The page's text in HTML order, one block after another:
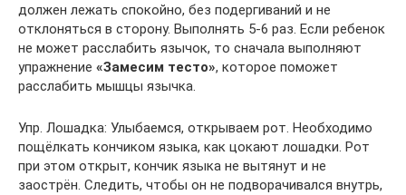
должен лежать спокойно, без подергиваний и не
отклоняться в сторону. Выполнять 5-6 раз. Если ребенок
не может расслабить язычок, то сначала выполняют
упражнение «Замесим тесто», которое поможет
расслабить мышцы язычка.
Упр. Лошадка: Улыбаемся, открываем рот. Необходимо
пощёлкать кончиком языка, как цокают лошадки. Рот
при этом открыт, кончик языка не вытянут и не
заострён. Следить, чтобы он не подворачивался внутрь,